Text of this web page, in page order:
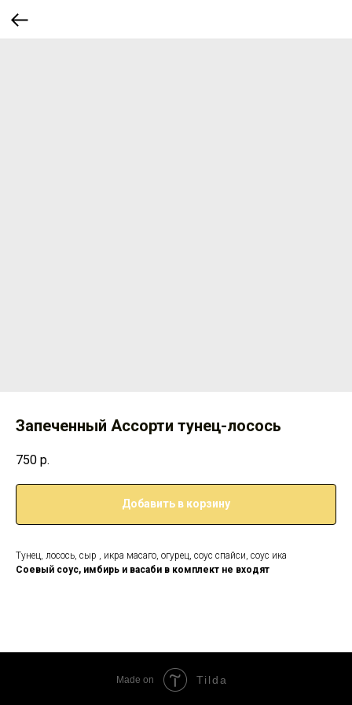
Запеченный Ассорти тунец-лосось
750 р.
Добавить в корзину
Тунец, лосось, сыр , икра масаго, огурец, соус спайси, соус ика
Соевый соус, имбирь и васаби в комплект не входят
Made on Tilda